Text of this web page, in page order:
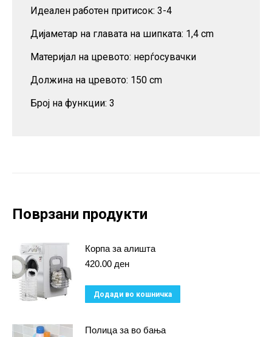
Идеален работен притисок: 3-4
Дијаметар на главата на шипката: 1,4 cm
Материјал на цревото: нерѓосувачки
Должина на цревото: 150 cm
Број на функции: 3
Поврзани продукти
Корпа за алишта
420.00 ден
Додади во кошничка
Полица за во бања